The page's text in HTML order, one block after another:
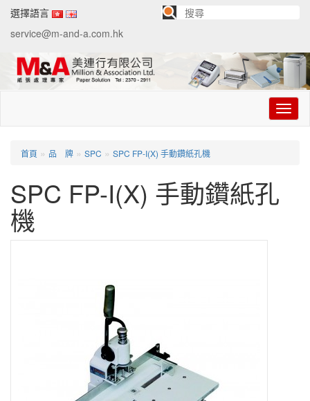
選擇語言
service@m-and-a.com.hk
切
换
首頁 » 品 牌 » SPC » SPC FP-I(X) 手動鑽紙孔機
SPC FP-I(X) 手動鑽紙孔
機